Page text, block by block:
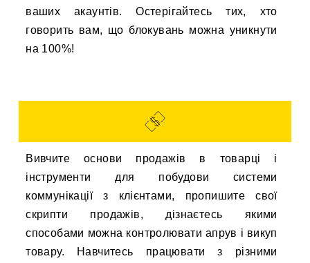
ваших акаунтів. Остерігайтесь тих, хто
говорить вам, що блокувань можна уникнути
на 100%!
Вивчите основи продажів в товарці і
інструменти для побудови системи
коммунікації з клієнтами, пропишите свої
скрипти продажів, дізнаєтесь якими
способами можна контролювати апрув і викуп
товару. Навчитесь працювати з різними